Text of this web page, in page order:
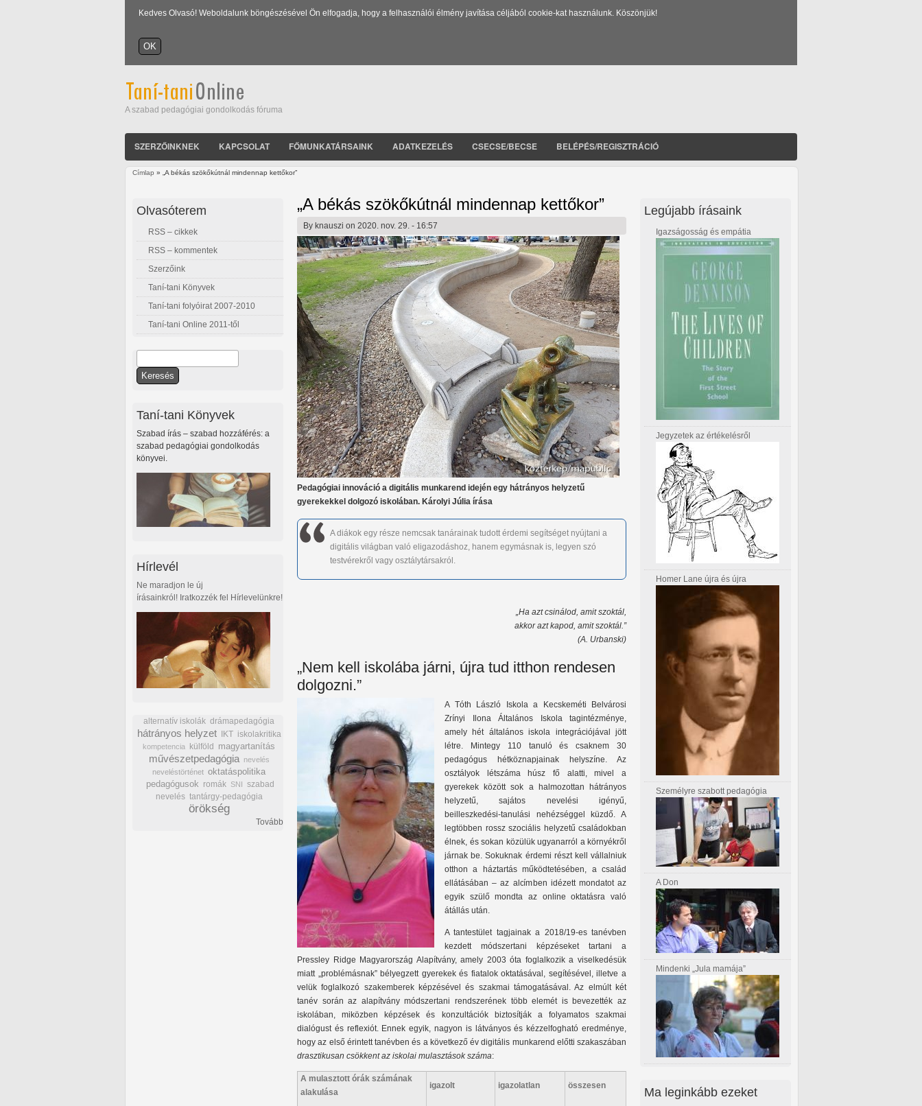
Kedves Olvasó! Weboldalunk böngészésével Ön elfogadja, hogy a felhasználói élmény javítása céljából cookie-kat használunk. Köszönjük!
A szabad pedagógiai gondolkodás fóruma
SZERZŐINKNEK KAPCSOLAT FŐMUNKATÁRSAINK ADATKEZELÉS CSECSE/BECSE BELÉPÉS/REGISZTRÁCIÓ
Címlap » „A békás szökőkútnál mindennap kettőkor”
„A békás szökőkútnál mindennap kettőkor”
By knauszi on 2020. nov. 29. - 16:57
Pedagógiai innováció a digitális munkarend idején egy hátrányos helyzetű
gyerekekkel dolgozó iskolában. Károlyi Júlia írása
A diákok egy része nemcsak tanárainak tudott érdemi segítséget nyújtani a
digitális világban való eligazodáshoz, hanem egymásnak is, legyen szó
testvérekről vagy osztálytársakról.
„Ha azt csinálod, amit szoktál,
akkor azt kapod, amit szoktál.”
(A. Urbanski)
„Nem kell iskolába járni, újra tud itthon rendesen
dolgozni.”
A Tóth László Iskola a Kecskeméti Belvárosi
Zrínyi Ilona Általános Iskola tagintézménye,
amely hét általános iskola integrációjával jött
létre. Mintegy 110 tanuló és csaknem 30
pedagógus hétköznapjainak helyszíne. Az
osztályok létszáma húsz fő alatti, mivel a
gyerekek között sok a halmozottan hátrányos
helyzetű, sajátos nevelési igényű,
beilleszkedési-tanulási nehézséggel küzdő. A
legtöbben rossz szociális helyzetű családokban
élnek, és sokan közülük ugyanarról a környékről
járnak be. Sokuknak érdemi részt kell vállalniuk
otthon a háztartás működtetésében, a család
ellátásában – az alcímben idézett mondatot az
egyik szülő mondta az online oktatásra való
átállás után.
A tantestület tagjainak a 2018/19-es tanévben
kezdett módszertani képzéseket tartani a
Pressley Ridge Magyarország Alapítvány, amely 2003 óta foglalkozik a viselkedésük
miatt „problémásnak” bélyegzett gyerekek és fiatalok oktatásával, segítésével, illetve a
velük foglalkozó szakemberek képzésével és szakmai támogatásával. Az elmúlt két
tanév során az alapítvány módszertani rendszerének több elemét is bevezették az
iskolában, miközben képzések és konzultációk biztosítják a folyamatos szakmai
dialógust és reflexiót. Ennek egyik, nagyon is látványos és kézzelfogható eredménye,
hogy az első érintett tanévben és a következő év digitális munkarend előtti szakaszában
drasztikusan csökkent az iskolai mulasztások száma:
A mulasztott órák számának
alakulása
igazolt igazolatlan összesen
Olvasóterem
RSS – cikkek
RSS – kommentek
Szerzőink
Taní-tani Könyvek
Taní-tani folyóirat 2007-2010
Taní-tani Online 2011-től
Keresés űrlap
Taní-tani Könyvek
Szabad írás – szabad hozzáférés: a
szabad pedagógiai gondolkodás
könyvei.
Hírlevél
Ne maradjon le új
írásainkról! Iratkozzék fel Hírlevelünkre!
alternatív iskolák drámapedagógia
hátrányos helyzet IKT iskolakritika
kompetencia külföld magyartanítás
művészetpedagógia
nevelés
neveléstörténet oktatáspolitika
pedagógusok romák SNI szabad
nevelés tantárgy-pedagógia
örökség
Tovább
Legújabb írásaink
Igazságosság és empátia
Jegyzetek az értékelésről
Homer Lane újra és újra
Személyre szabott pedagógia
A Don
Mindenki „Jula mamája”
Ma leginkább ezeket